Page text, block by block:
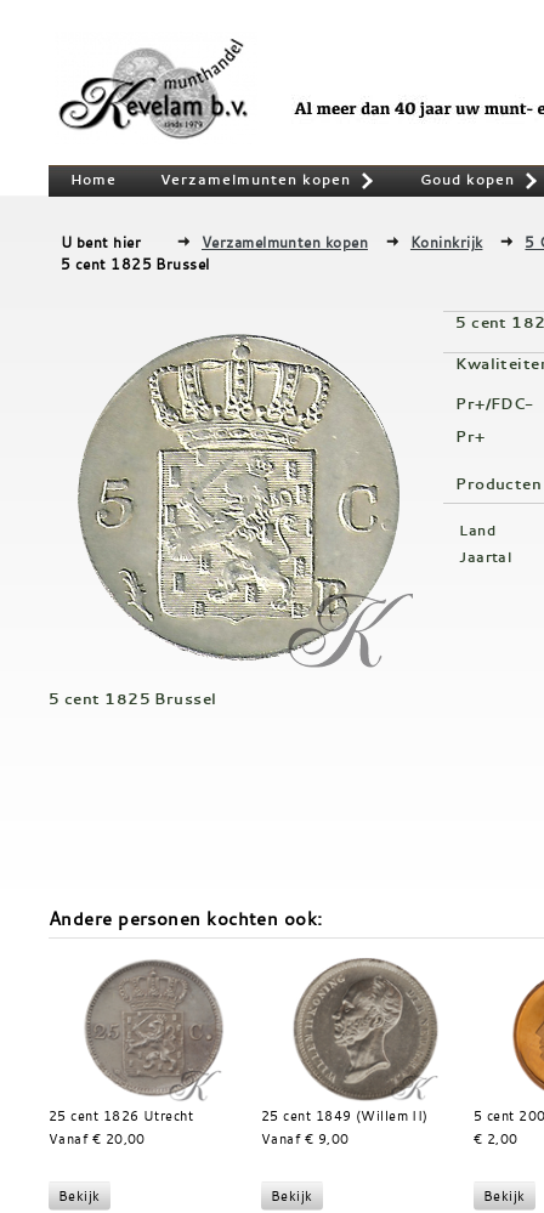
Home Verzamelmunten kopen Goud kopen
U bent hier Verzamelmunten kopen Koninkrijk
5
5 cent 1825 Brussel
5 cent 1825 Brussel
5 cent
Pr+/FDC-
Pr+
Land
Jaartal
Andere personen kochten ook:
25 cent 1826 Utrecht
Vanaf € 20,00
25 cent 1849 (Willem II)
Vanaf € 9,00
5 cent
€ 2,00